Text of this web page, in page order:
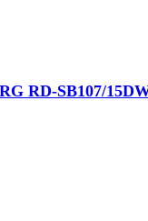
RD-SB107/